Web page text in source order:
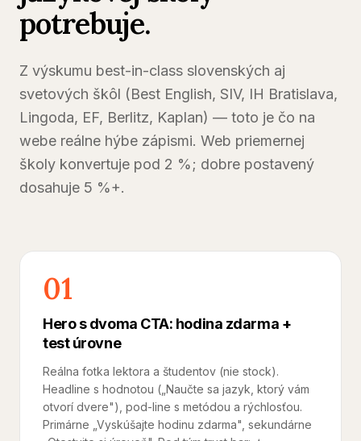
potrebuje.
Z výskumu best-in-class slovenských aj
svetových škôl (Best English, SIV, IH Bratislava,
Lingoda, EF, Berlitz, Kaplan) — toto je čo na
webe reálne hýbe zápismi. Web priemernej
školy konvertuje pod 2 %; dobre postavený
dosahuje 5 %+.
01
Hero s dvoma CTA: hodina zdarma +
test úrovne
Reálna fotka lektora a študentov (nie stock).
Headline s hodnotou („Naučte sa jazyk, ktorý vám
otvorí dvere"), pod-line s metódou a rýchlosťou.
Primárne „Vyskúšajte hodinu zdarma", sekundárne